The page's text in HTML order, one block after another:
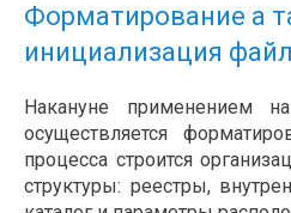
Форматирование а
инициализация
Накануне применением
осуществляется
процесса строится
структуры: реестры,